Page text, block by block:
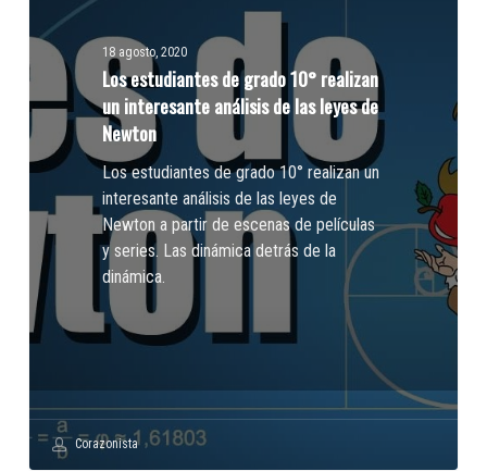
realizan
interesante
análisis
de
las
de
Newton
18 agosto, 2020
Los estudiantes de grado 10° realizan
un interesante análisis de las leyes de
Newton
Los estudiantes de grado 10° realizan un
interesante análisis de las leyes de
Newton a partir de escenas de películas
y series. Las dinámica detrás de la
dinámica.
Corazonista